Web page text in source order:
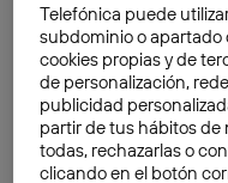
podrás convertir tu
potenteherramienta
lingüísticasen tus
posibilidades que
Telefónica puede
subdominio o apartado
cookies propias y de
de personalización,
publicidad
partir de tus hábitos
todas, rechazarlas o
clicando en el botón